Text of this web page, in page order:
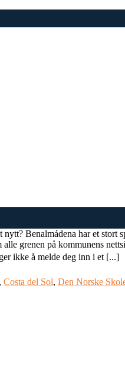
Benalmádena har et stort
grenen på kommunens
ikke å melde deg inn i et [...]
, Costa del Sol, Den Norske